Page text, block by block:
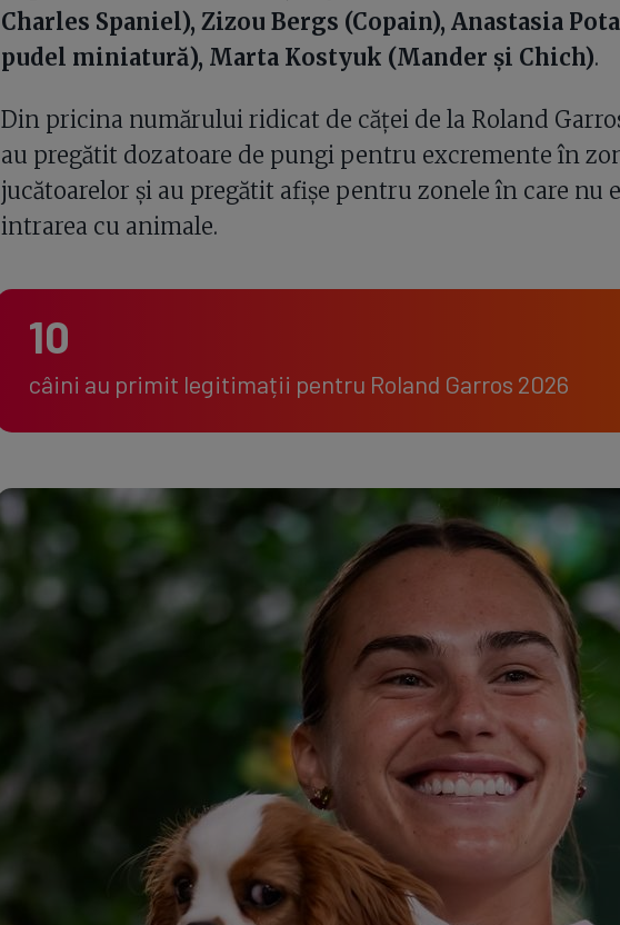
Charles Spaniel), Zizou Bergs (Copain), Anastasia
pudel miniatură), Marta Kostyuk (Mander și Chich).
Din pricina numărului ridicat de căței de la Roland
au pregătit dozatoare de pungi pentru excremente în
jucătoarelor și au pregătit afișe pentru zonele în care nu
intrarea cu animale.
10
câini au primit legitimații pentru Roland Garros 2026